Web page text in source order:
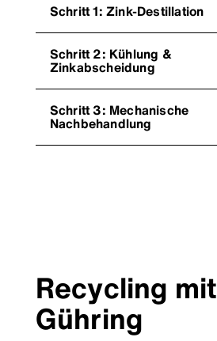
Schritt 1: Zink-Destillation
Schritt 2: Kühlung &
Zinkabscheidung
Schritt 3: Mechanische
Nachbehandlung
Recycling mit
Gühring​